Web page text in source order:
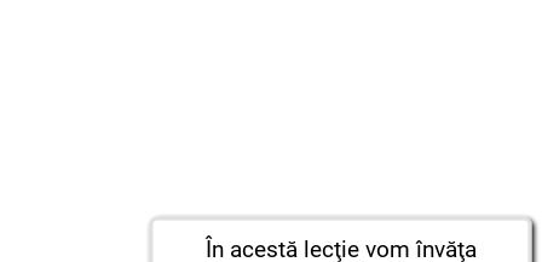
În acestă lecţie vom învăţa